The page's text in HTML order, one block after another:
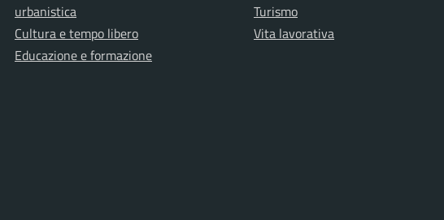
urbanistica
Cultura e tempo libero
Educazione e formazione
Turismo
Vita lavorativa